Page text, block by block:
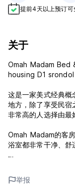
提前4天以上预订可
关于
Omah Madam Bed
housing D1 srondol
这是一家美式经典概
地方，除了享受民宿
非常高的人选择由最
Omah Madam的客
浴室都非常干净、舒
1. 取消政策：抵达前3
2. 入住时间为14:00
举报